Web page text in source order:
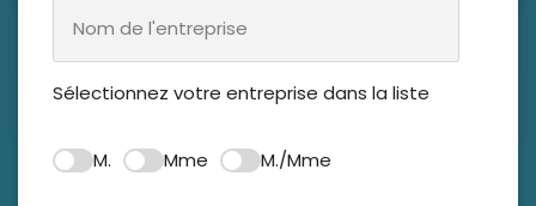
Sélectionnez votre entreprise dans la liste
M. Mme M./Mme